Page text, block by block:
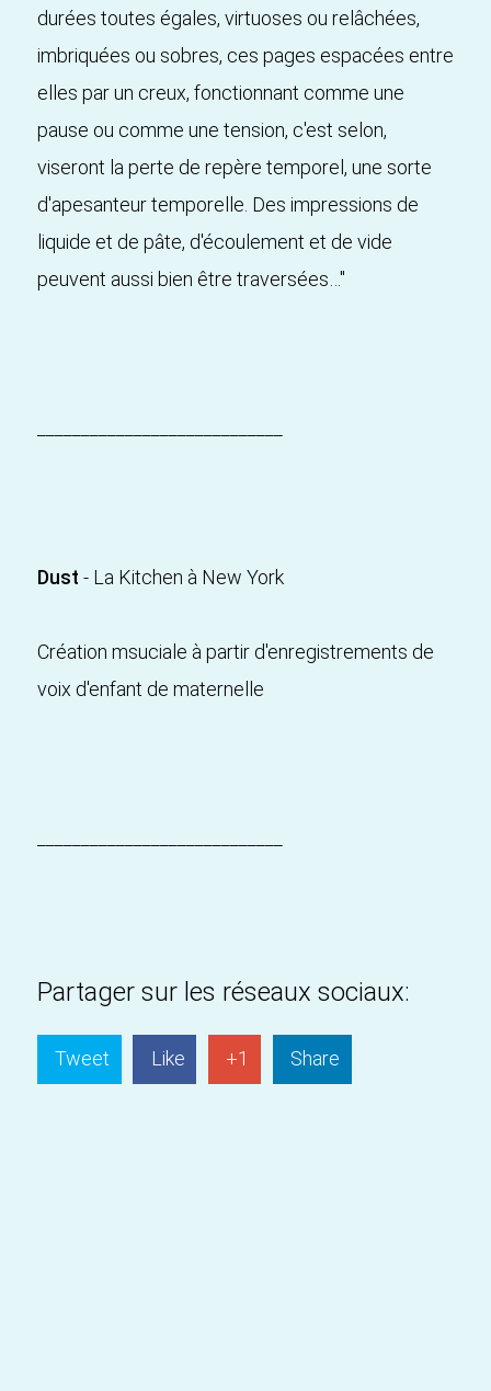
durées toutes égales, virtuoses ou relâchées,
imbriquées ou sobres, ces pages espacées entre
elles par un creux, fonctionnant comme une
pause ou comme une tension, c'est selon,
viseront la perte de repère temporel, une sorte
d'apesanteur temporelle. Des impressions de
liquide et de pâte, d'écoulement et de vide
peuvent aussi bien être traversées…"
Dust - La Kitchen à New York
Création msuciale à partir d'enregistrements de
voix d'enfant de maternelle
Partager sur les réseaux sociaux:
Tweet Like +1 Share